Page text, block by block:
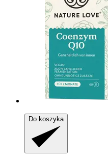
Do koszyka